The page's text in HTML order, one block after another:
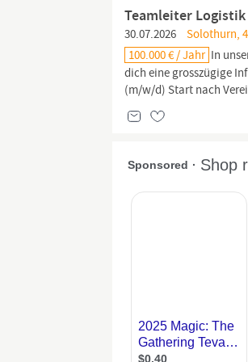
Teamleiter Logistik
30.07.2026
Solothurn,
100.000 € / Jahr In
dich eine grosszügige
(m/w/d) Start nach